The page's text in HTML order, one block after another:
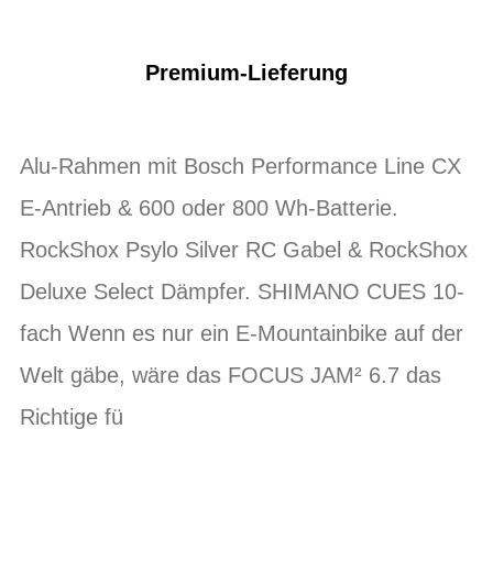
Premium-Lieferung
Alu-Rahmen mit Bosch Performance Line CX
E-Antrieb & 600 oder 800 Wh-Batterie.
RockShox Psylo Silver RC Gabel & RockShox
Deluxe Select Dämpfer. SHIMANO CUES 10-
fach Wenn es nur ein E-Mountainbike auf der
Welt gäbe, wäre das FOCUS JAM² 6.7 das
Richtige fü